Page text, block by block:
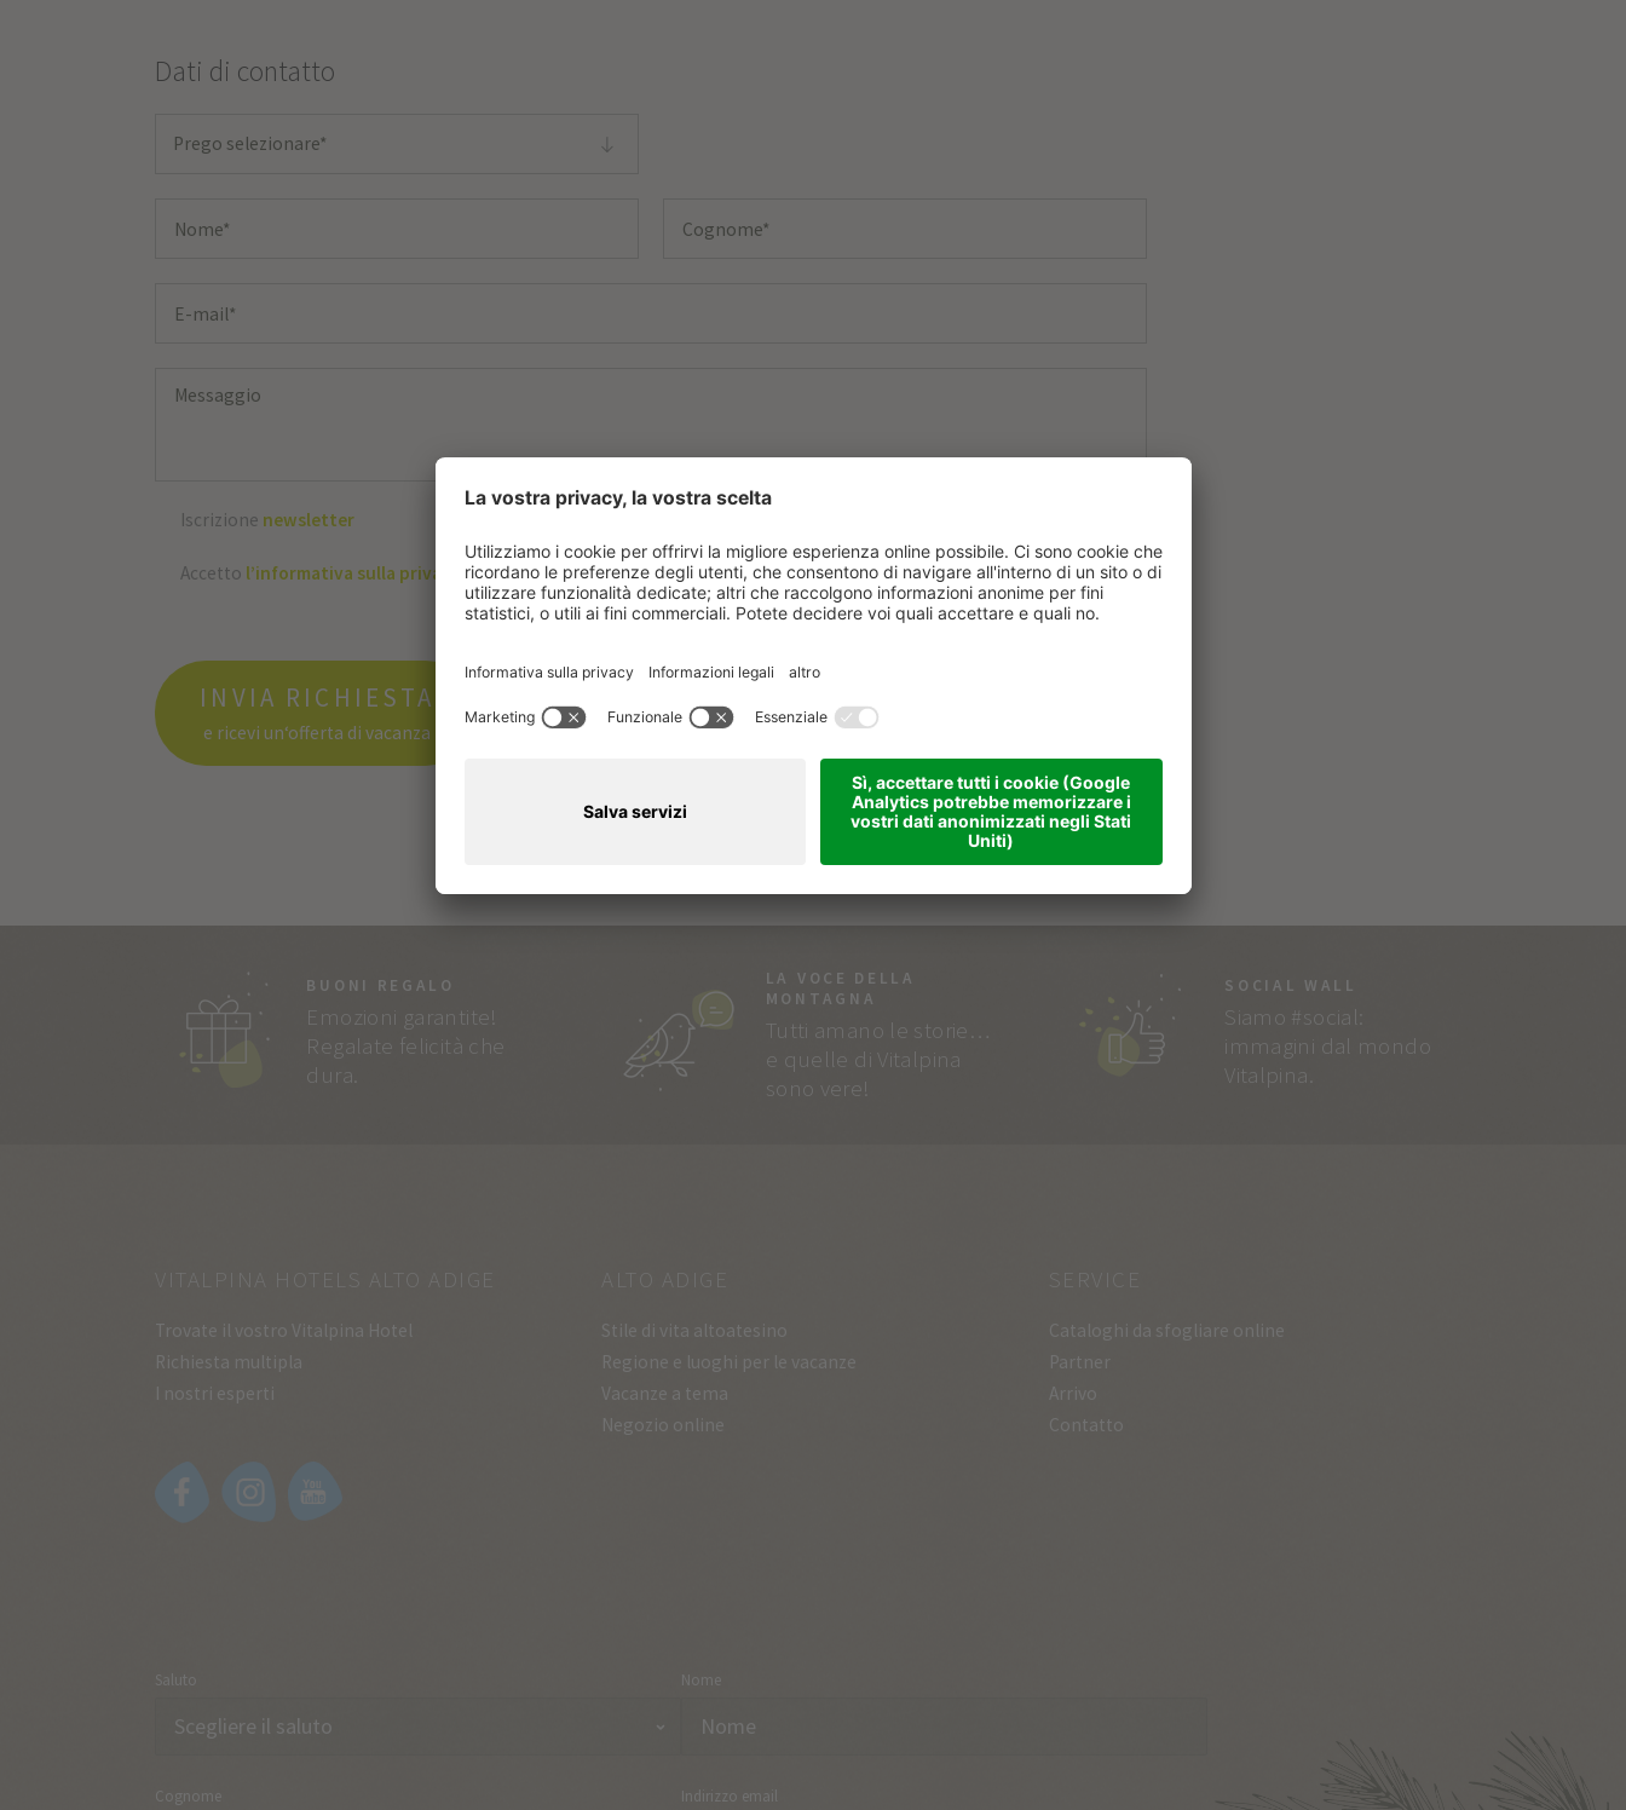
Dati di contatto
Prego selezionare*
Iscrizione newsletter
Accetto l’informativa sulla privacy
INVIA RICHIESTA
e ricevi un‘offerta di vacanza
BUONI REGALO
Emozioni garantite!
Regalate felicità che
dura.
LA VOCE DELLA
MONTAGNA
Tutti amano le storie…
e quelle di Vitalpina
sono vere!
SOCIAL WALL
Siamo #social:
immagini dal mondo
Vitalpina.
VITALPINA HOTELS ALTO ADIGE
Trovate il vostro Vitalpina Hotel
Richiesta multipla
I nostri esperti
ALTO ADIGE
Stile di vita altoatesino
Regione e luoghi per le vacanze
Vacanze a tema
Negozio online
SERVICE
Cataloghi da sfogliare online
Partner
Arrivo
Contatto
Saluto Nome
Cognome Indirizzo email